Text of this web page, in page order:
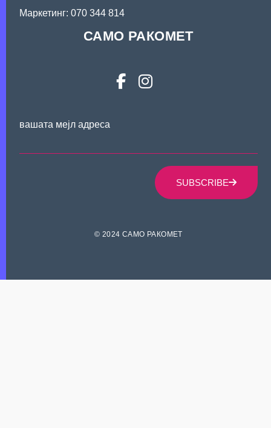
Mаркетинг: 070 344 814
САМО РАКОМЕТ
вашата мејл адреса
SUBSCRIBE
© 2024 САМО РАКОМЕТ